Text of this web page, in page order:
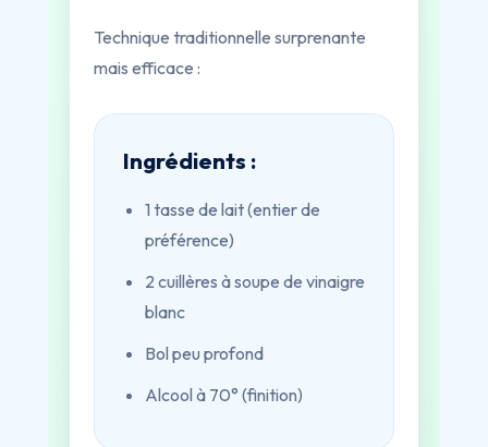
Technique traditionnelle surprenante
mais efficace :
Ingrédients :
1 tasse de lait (entier de
préférence)
2 cuillères à soupe de vinaigre
blanc
Bol peu profond
Alcool à 70° (finition)